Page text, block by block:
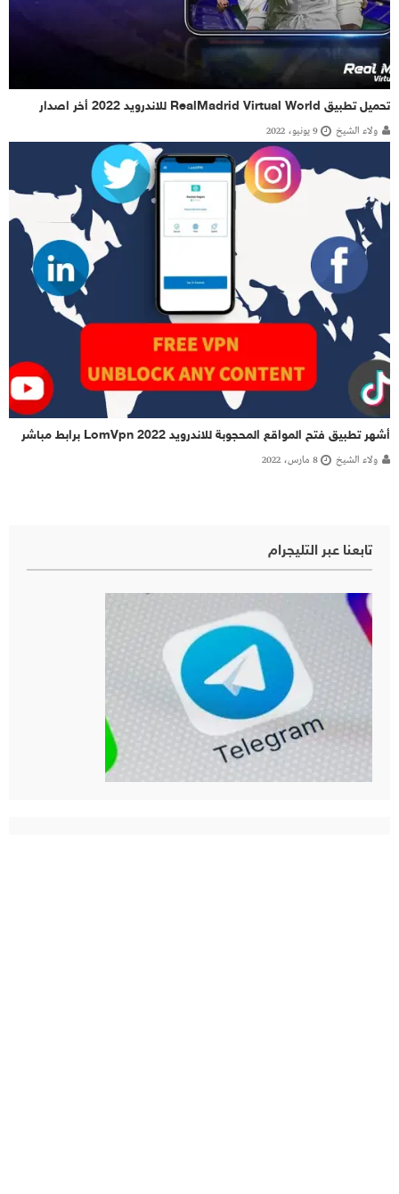
تحميل تطبيق RealMadrid Virtual World للاندرويد 2022 أخر اصدار
ولاء الشيخ 9 يونيو، 2022
أشهر تطبيق فتح المواقع المحجوبة للاندرويد LomVpn 2022 برابط مباشر
ولاء الشيخ 8 مارس، 2022
تابعنا عبر التليجرام